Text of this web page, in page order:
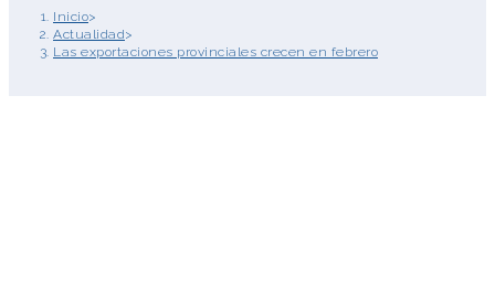
Inicio>
Actualidad>
Las exportaciones provinciales crecen en febrero